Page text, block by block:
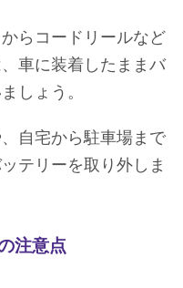
らコードリールなど
車に装着したままバ
しょう。
自宅から駐車場まで
テリーを取り外しま
注意点